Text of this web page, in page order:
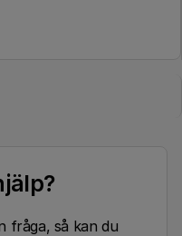
fråga, så kan du